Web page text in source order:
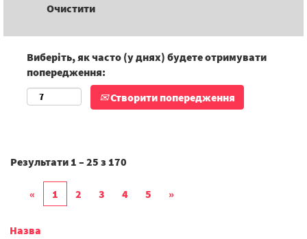
Очистити
Виберіть, як часто (у днях) будете отримувати
попередження:
Створити попередження
Результати 1 – 25 з 170
« 1 2 3 4 5 »
Назва